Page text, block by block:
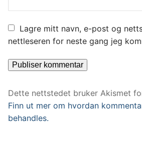
Lagre mitt navn, e-post og
nettleseren for neste gang jeg
Dette nettstedet bruker Akismet
Finn ut mer om hvordan
behandles.